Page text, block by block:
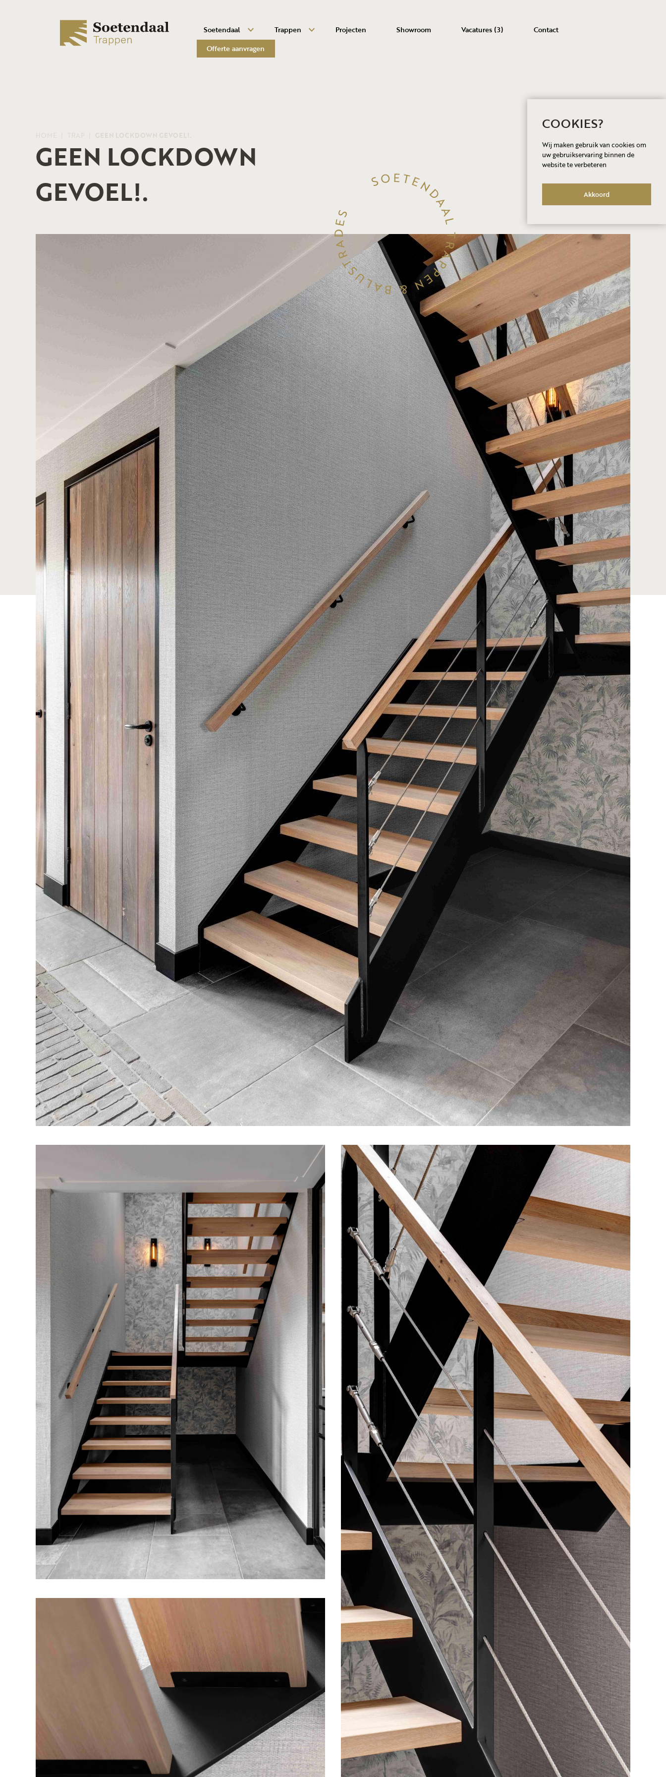
Soetendaal Trappen Projecten Showroom Vacatures (3)
Contact
Offerte aanvragen
GEEN LOCKDOWN
GEVOEL!.
COOKIES?
Wij maken gebruik van cookies om
uw gebruikservaring binnen de
website te verbeteren
Akkoord